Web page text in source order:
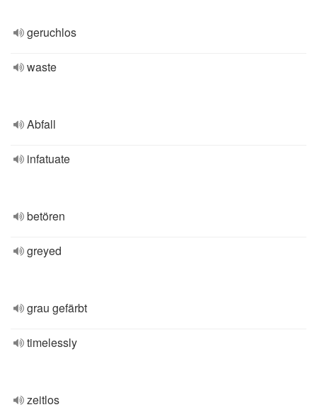
geruchlos
waste
Abfall
infatuate
betören
greyed
grau gefärbt
timelessly
zeitlos